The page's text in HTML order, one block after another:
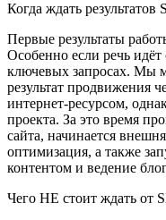
Когда ждать
Первые результаты
Особенно если речь
ключевых запросах. Мы
результат продвижения
интернет-ресурсом,
проекта. За это время
сайта, начинается
оптимизация, а также
контентом и ведение
Чего НЕ стоит ждать от